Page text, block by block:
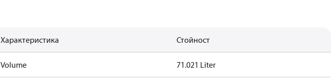
Характеристика Стойност
Volume 71.021 Liter